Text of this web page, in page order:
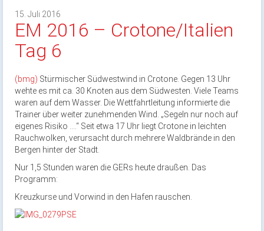
15. Juli 2016
EM 2016 – Crotone/Italien
Tag 6
(bmg) Stürmischer Südwestwind in Crotone. Gegen 13 Uhr
wehte es mit ca. 30 Knoten aus dem Südwesten. Viele Teams
waren auf dem Wasser. Die Wettfahrtleitung informierte die
Trainer über weiter zunehmenden Wind. „Segeln nur noch auf
eigenes Risiko ….“ Seit etwa 17 Uhr liegt Crotone in leichten
Rauchwolken, verursacht durch mehrere Waldbrände in den
Bergen hinter der Stadt.
Nur 1,5 Stunden waren die GERs heute draußen. Das
Programm:
Kreuzkurse und Vorwind in den Hafen rauschen.